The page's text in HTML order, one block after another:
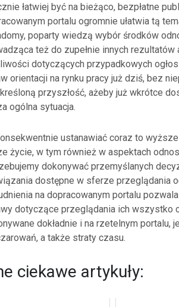
łatwiej być na bieżąco, bezpłatne
portalu ogromnie ułatwia tą
poparty wiedzą wybór środków
też do zupełnie innych
dotyczących przypadkowych
orientacji na rynku pracy już dziś, bez
przyszłość, ażeby już wkrótce
ogólna sytuacja.
ustanawiać coraz to
życie, w tym również w aspektach
dokonywać przemyślanych
dostępne w sferze przeglądania
na dopracowanym portalu
dotyczące przeglądania ich wszystko
dokładnie i na rzetelnym portalu,
a także straty czasu.
ciekawe artykuły: